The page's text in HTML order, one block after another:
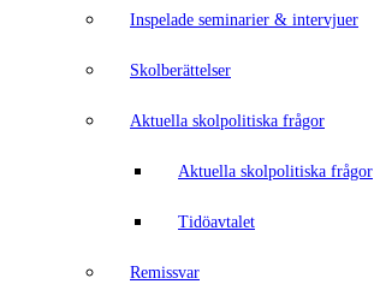
Inspelade seminarier & intervjuer
Skolberättelser
Aktuella skolpolitiska frågor
Aktuella skolpolitiska frågor
Tidöavtalet
Remissvar